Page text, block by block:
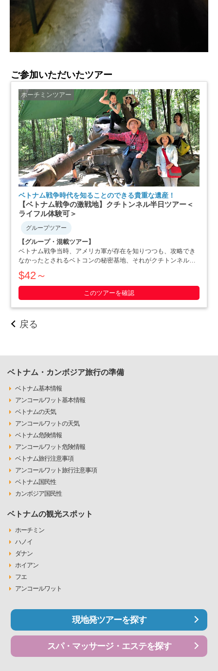
ご参加いただいたツアー
ホーチミンツアー
ベトナム戦争時代を知ることのできる貴重な遺産！
【ベトナム戦争の激戦地】クチトンネル半日ツアー＜
ライフル体験可＞
グループツアー
【グループ・混載ツアー】
ベトナム戦争当時、アメリカ軍が存在を知りつつも、攻略でき
なかったとされるベトコンの秘密基地、それがクチトンネルで
す。小柄な体格を活かした戦略で、アメリカ軍を撃退にまで追
いやったベトナム人の作戦の数々や彼らの暮らしぶりを追体験
できます。ホーチミン滞在最終日や、午後か・・・・・
$42～
このツアーを確認
戻る
ベトナム・カンボジア旅行の準備
ベトナム基本情報
アンコールワット基本情報
ベトナムの天気
アンコールワットの天気
ベトナム危険情報
アンコールワット危険情報
ベトナム旅行注意事項
アンコールワット旅行注意事項
ベトナム国民性
カンボジア国民性
ベトナムの観光スポット
ホーチミン
ハノイ
ダナン
ホイアン
フエ
アンコールワット
現地発ツアーを探す
スパ・マッサージ・エステを探す